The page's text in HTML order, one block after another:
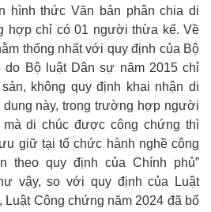
hình thức Văn bản phân chia di
hợp chỉ có 01 người thừa kế. Về
thống nhất với quy định của Bộ
do Bộ luật Dân sự năm 2015 chỉ
không quy định khai nhận di
này, trong trường hợp người
di chúc được công chứng thì
giữ tại tổ chức hành nghề công
theo quy định của Chính phủ”
vậy, so với quy định của Luật
Luật Công chứng năm 2024 đã bổ